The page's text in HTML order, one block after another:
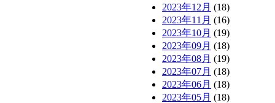
2023年12月 (18)
2023年11月 (16)
2023年10月 (19)
2023年09月 (18)
2023年08月 (19)
2023年07月 (18)
2023年06月 (18)
2023年05月 (18)